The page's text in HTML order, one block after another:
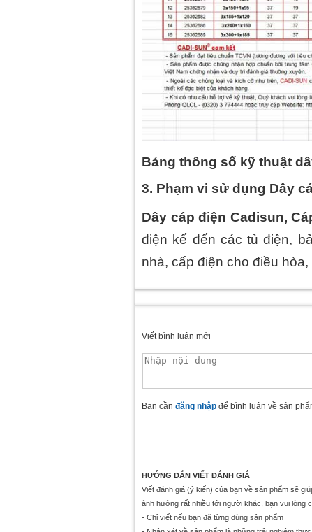
Bảng thông số kỹ thuật
3. Phạm vi sử dụng Dây
Dây cáp điện Cadisun,
điện kế đến các tủ điện,
nhà, cấp điện cho điều
Viết bình luận mới
Bạn cần đăng nhập để bình luận về sản
HƯỚNG DẪN VIẾT ĐÁNH GIÁ
Viết đánh giá (ý kiến) của bạn về sản phẩm sẽ
ảnh hưởng rất nhiều tới người khác, bạn vui lòng
- Chỉ viết nếu bạn đã từng dùng sản phẩm